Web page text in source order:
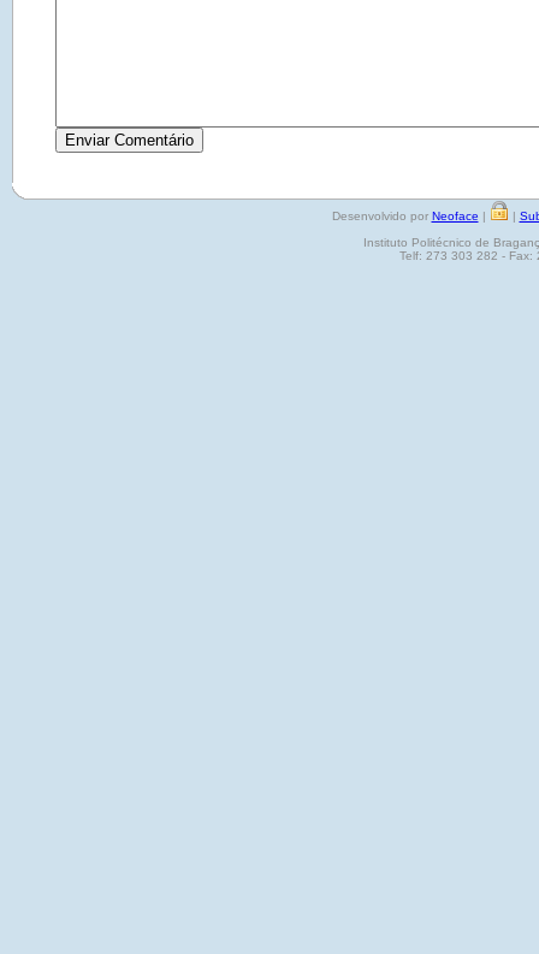
Desenvolvido por Neoface | |
Instituto Politécnico de
Telf: 273 303 282 - Fax: